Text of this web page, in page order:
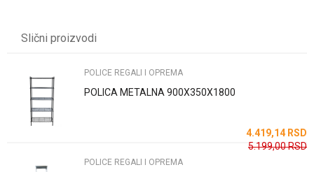
Poruka
Slični proizvodi
POLICE REGALI I OPREMA
POLICA METALNA 900X350X1800
4.419,14 RSD
5.199,00RSD
POLICE REGALI I OPREMA